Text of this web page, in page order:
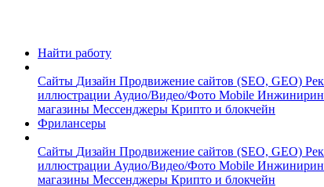
Найти работу
Сайты Дизайн Продвижение сайтов (SEO, GEO)
иллюстрации Аудио/Видео/Фото Mobile
магазины Мессенджеры Крипто и блокчейн
Фрилансеры
Сайты Дизайн Продвижение сайтов (SEO, GEO)
иллюстрации Аудио/Видео/Фото Mobile
магазины Мессенджеры Крипто и блокчейн